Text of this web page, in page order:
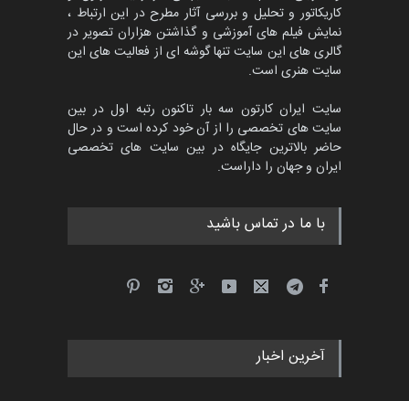
جشنواره بین‌المللی کارتون
مدارس پرتغال، ۲۰۲۷
مهلت 4 ماه دیگر
پنجمین مسابقۀ بین‌المللی
کارتون طنز «کلاه‌ای…
مهلت
کاریکاتور و تحلیل و بررسی آثار مطرح در این ارتباط ،
نمایش فیلم های آموزشی و گذاشتن هزاران تصویر در
گالری های این سایت تنها گوشه ای از فعالیت های این
سایت هنری است.
سایت ایران کارتون سه بار تاکنون رتبه اول در بین
سایت های تخصصی را از آن خود کرده است و در حال
حاضر بالاترین جایگاه در بین سایت های تخصصی
ایران و جهان را داراست.
با ما در تماس باشید
آخرین اخبار